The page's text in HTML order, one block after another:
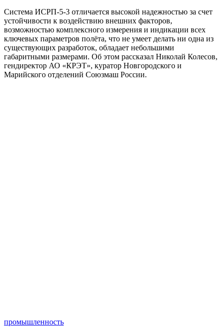
Система ИСРП-5-3 отличается высокой надежностью за счет
устойчивости к воздействию внешних факторов,
возможностью комплексного измерения и индикации всех
ключевых параметров полёта, что не умеет делать ни одна из
существующих разработок, обладает небольшими
габаритными размерами. Об этом рассказал Николай Колесов,
гендиректор АО «КРЭТ», куратор Новгородского и
Марийского отделений Союзмаш России.
промышленность